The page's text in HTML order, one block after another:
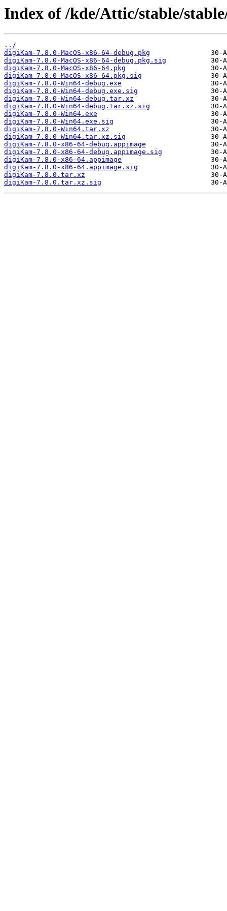
Index of /kde/Attic/stable/
../
digiKam-7.8.0-MacOS-x86-64-debug.pkg
digiKam-7.8.0-MacOS-x86-64-debug.pkg.sig
digiKam-7.8.0-MacOS-x86-64.pkg
digiKam-7.8.0-MacOS-x86-64.pkg.sig
digiKam-7.8.0-Win64-debug.exe
digiKam-7.8.0-Win64-debug.exe.sig
digiKam-7.8.0-Win64-debug.tar.xz
digiKam-7.8.0-Win64-debug.tar.xz.sig
digiKam-7.8.0-Win64.exe
digiKam-7.8.0-Win64.exe.sig
digiKam-7.8.0-Win64.tar.xz
digiKam-7.8.0-Win64.tar.xz.sig
digiKam-7.8.0-x86-64-debug.appimage
digiKam-7.8.0-x86-64-debug.appimage.sig
digiKam-7.8.0-x86-64.appimage
digiKam-7.8.0-x86-64.appimage.sig
digiKam-7.8.0.tar.xz
digiKam-7.8.0.tar.xz.sig